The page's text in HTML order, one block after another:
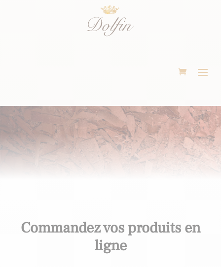
Commandez vos produits en
ligne